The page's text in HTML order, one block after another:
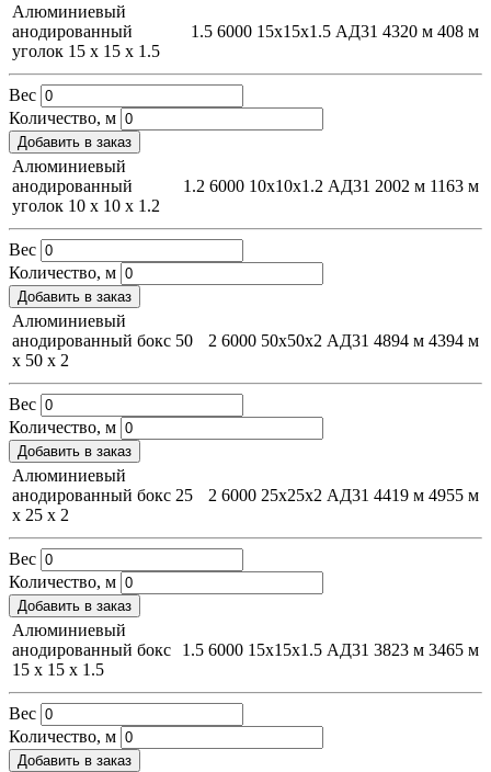
Алюминиевый
анодированный
уголок 15 х 15 х 1.5
1.5 6000 15х15х1.5 АД31 4320 м 408 м
Вес
Количество, м
Добавить в заказ
Алюминиевый
анодированный
уголок 10 х 10 х 1.2
1.2 6000 10х10х1.2 АД31 2002 м 1163 м
Вес
Количество, м
Добавить в заказ
Алюминиевый
анодированный бокс 50
х 50 х 2
2 6000 50х50х2 АД31 4894 м 4394 м
Вес
Количество, м
Добавить в заказ
Алюминиевый
анодированный бокс 25
х 25 х 2
2 6000 25х25х2 АД31 4419 м 4955 м
Вес
Количество, м
Добавить в заказ
Алюминиевый
анодированный бокс
15 х 15 х 1.5
1.5 6000 15х15х1.5 АД31 3823 м 3465 м
Вес
Количество, м
Добавить в заказ